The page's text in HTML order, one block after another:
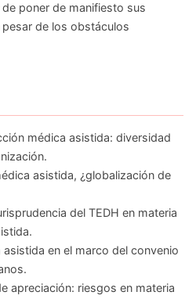
poner de manifiesto sus
de los obstáculos
médica asistida: diversidad
asistida, ¿globalización de
del TEDH en materia
en el marco del convenio
apreciación: riesgos en materia